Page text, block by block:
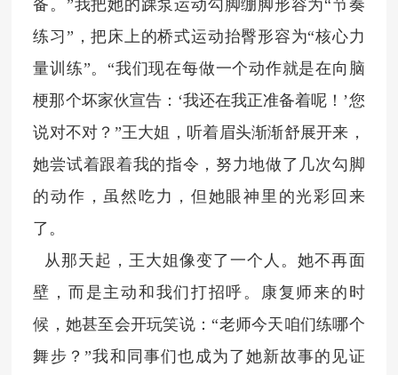
备。”我把她的踝泵运动勾脚绷脚形容为“节奏
练习”，把床上的桥式运动抬臀形容为“核心力
量训练”。“我们现在每做一个动作就是在向脑
梗那个坏家伙宣告：‘我还在我正准备着呢！’您
说对不对？”王大姐，听着眉头渐渐舒展开来，
她尝试着跟着我的指令，努力地做了几次勾脚
的动作，虽然吃力，但她眼神里的光彩回来
了。
从那天起，王大姐像变了一个人。她不再面
壁，而是主动和我们打招呼。康复师来的时
候，她甚至会开玩笑说：“老师今天咱们练哪个
舞步？”我和同事们也成为了她新故事的见证